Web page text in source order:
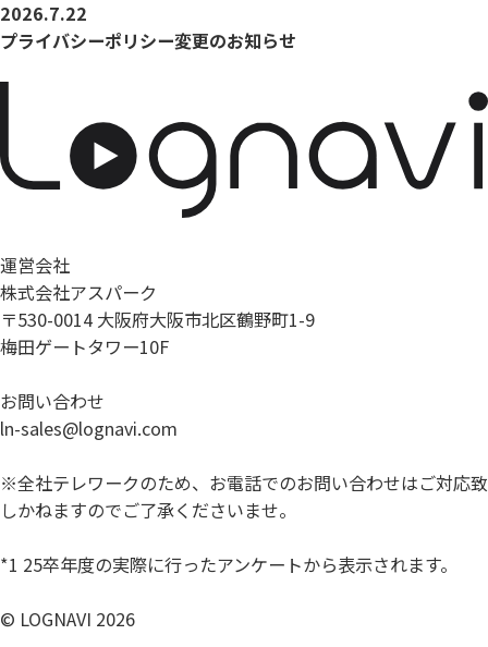
2026.7.22
プライバシーポリシー変更のお知らせ
運営会社
株式会社アスパーク
〒530-0014 大阪府大阪市北区鶴野町1-9
梅田ゲートタワー10F
お問い合わせ
ln-sales@lognavi.com
※全社テレワークのため、お電話でのお問い合わせはご対応致
しかねますのでご了承くださいませ。
*1 25卒年度の実際に行ったアンケートから表示されます。
© LOGNAVI 2026